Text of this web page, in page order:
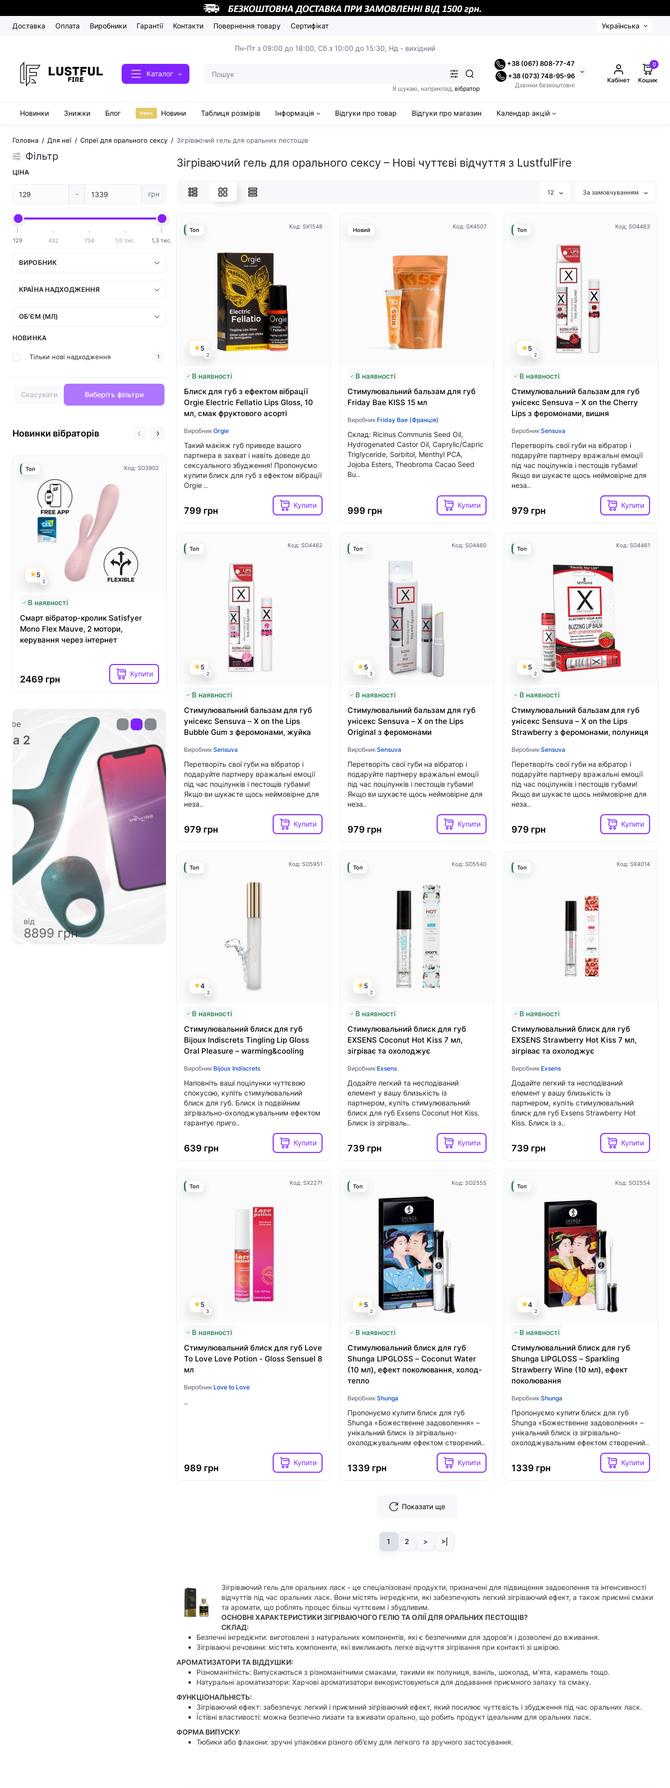
Доставка Оплата Виробники Гарантії Контакти Повернення товару Сертифікат Українська
Каталог
Пн-Пт з 09:00 до 18:00, Сб з 10:00 до 15:30, Нд - вихідний
+38 (067) 808-77-47
+38 (073) 748-95-96
Дзвінки безкоштовні
Я шукаю, наприклад, вібратор
Кабінет
0
Кошик
Новинки Знижки Блог News Новини Таблиця розмірів Інформація Відгуки про товар Відгуки про магазин Календар акцій
Головна Для неї Спреї для орального сексу Зігріваючий гель для оральних пестощів
Фільтр
ЦІНА
- грн
129 432 734 1,0 тис. 1,3 тис.
ВИРОБНИК
КРАЇНА НАДХОДЖЕННЯ
ОБ'ЄМ (МЛ)
НОВИНКА
Тільки нові надходження 1
Скасувати Виберіть фільтри
Новинки вібраторів
Premium 2
6999 грн
PS5 DualSense
Sony gamepads
4999 грн
Код: SO3902
5
2
Топ
В наявності
Смарт вібратор-кролик Satisfyer
Mono Flex Mauve, 2 мотори,
керування через інтернет
2469 грн
Купити
Код: SO1829
Топ
Немає в наявності
Вакуумний вібратор-кролик
Satisfyer Pro Plus G-Spot Rabbit,
перший кролик із вакуумом та
2599 грн
Код: SX0931
Топ
В наявності
Вібратор-кролик Fun Factory MISS BI
black, 2 незалежні мотори, діаметр
3599 грн
Код: SX1218
Топ
Вібратор для клітора з перлинною
стимуляцією Satisfyer Exciterrr
Berry, 2 незалежні мотори
2039 грн
Зігріваючий гель для орального сексу – Нові чуттєві відчуття з LustfulFire
12 За замовчуванням
Код: SX1548
5
2
Топ
В наявності
Блиск для губ з ефектом вібрації
Orgie Electric Fellatio Lips Gloss, 10
мл, смак фруктового асорті
Виробник Orgie
Такий макіяж губ приведе вашого
партнера в захват і навіть доведе до
сексуального збудження! Пропонуємо
купити блиск для губ з ефектом вібрації
Orgie ..
799 грн
Купити
Код: SX4507
Новий
В наявності
Стимулювальний бальзам для губ
Friday Bae KISS 15 мл
Виробник Friday Bae (Франція)
Склад: Ricinus Communis Seed Oil,
Hydrogenated Castor Oil, Caprylic/Capric
Triglyceride, Sorbitol, Menthyl PCA,
Jojoba Esters, Theobroma Cacao Seed
Bu..
999 грн
Купити
Код: SO4463
5
2
Топ
В наявності
Стимулювальний бальзам для губ
унісекс Sensuva – X on the Cherry
Lips з феромонами, вишня
Виробник Sensuva
Перетворіть свої губи на вібратор і
подаруйте партнеру вражальні емоції
під час поцілунків і пестощів губами!
Якщо ви шукаєте щось неймовірне для
неза..
979 грн
Купити
Код: SO4462
5
2
Топ
В наявності
Стимулювальний бальзам для губ
унісекс Sensuva – X on the Lips
Bubble Gum з феромонами, жуйка
Виробник Sensuva
Перетворіть свої губи на вібратор і
подаруйте партнеру вражальні емоції
під час поцілунків і пестощів губами!
Якщо ви шукаєте щось неймовірне для
неза..
979 грн
Купити
Код: SO4460
5
3
Топ
В наявності
Стимулювальний бальзам для губ
унісекс Sensuva – X on the Lips
Original з феромонами
Виробник Sensuva
Перетворіть свої губи на вібратор і
подаруйте партнеру вражальні емоції
під час поцілунків і пестощів губами!
Якщо ви шукаєте щось неймовірне для
неза..
979 грн
Купити
Код: SO4461
5
2
Топ
В наявності
Стимулювальний бальзам для губ
унісекс Sensuva – X on the Lips
Strawberry з феромонами, полуниця
Виробник Sensuva
Перетворіть свої губи на вібратор і
подаруйте партнеру вражальні емоції
під час поцілунків і пестощів губами!
Якщо ви шукаєте щось неймовірне для
неза..
979 грн
Купити
Код: SO5951
4
2
Топ
В наявності
Стимулювальний блиск для губ
Bijoux Indiscrets Tingling Lip Gloss
Oral Pleasure – warming&cooling
Виробник Bijoux Indiscrets
Наповніть ваші поцілунки чуттєвою
спокусою, купіть стимулювальний
блиск для губ. Блиск із подвійним
зігрівально-охолоджувальним ефектом
гарантує приго..
639 грн
Купити
Код: SO5540
5
2
Топ
В наявності
Стимулювальний блиск для губ
EXSENS Coconut Hot Kiss 7 мл,
зігріває та охолоджує
Виробник Exsens
Додайте легкий та несподіваний
елемент у вашу близькість із
партнером, купіть стимулювальний
блиск для губ Exsens Coconut Hot Kiss.
Блиск із зігріваль..
739 грн
Купити
Код: SX4014
Топ
В наявності
Стимулювальний блиск для губ
EXSENS Strawberry Hot Kiss 7 мл,
зігріває та охолоджує
Виробник Exsens
Додайте легкий та несподіваний
елемент у вашу близькість із
партнером, купіть стимулювальний
блиск для губ Exsens Strawberry Hot
Kiss. Блиск із з..
739 грн
Купити
Код: SX2271
5
3
Топ
В наявності
Стимулювальний блиск для губ Love
To Love Love Potion - Gloss Sensuel 8
мл
Виробник Love to Love
..
989 грн
Купити
Код: SO2555
5
2
Топ
В наявності
Стимулювальний блиск для губ
Shunga LIPGLOSS – Coconut Water
(10 мл), ефект поколювання, холод-
тепло
Виробник Shunga
Пропонуємо купити блиск для губ
Shunga «Божественне задоволення» –
унікальний блиск із зігрівально-
охолоджувальним ефектом створений..
1339 грн
Купити
Код: SO2554
4
2
Топ
В наявності
Стимулювальний блиск для губ
Shunga LIPGLOSS – Sparkling
Strawberry Wine (10 мл), ефект
поколювання
Виробник Shunga
Пропонуємо купити блиск для губ
Shunga «Божественне задоволення» –
унікальний блиск із зігрівально-
охолоджувальним ефектом створений..
1339 грн
Купити
Показати ще
1 2 > >|
Зігріваючий гель для оральних ласк - це спеціалізовані продукти, призначені для підвищення задоволення та інтенсивності
відчуттів під час оральних ласк. Вони містять інгредієнти, які забезпечують легкий зігріваючий ефект, а також приємні смаки
та аромати, що роблять процес більш чуттєвим і збудливим.
ОСНОВНІ ХАРАКТЕРИСТИКИ ЗІГРІВАЮЧОГО ГЕЛЮ ТА ОЛІЇ ДЛЯ ОРАЛЬНИХ ПЕСТОЩІВ?
СКЛАД:
Безпечні інгредієнти: виготовлені з натуральних компонентів, які є безпечними для здоров'я і дозволені до вживання.
Зігріваючі речовини: містять компоненти, які викликають легке відчуття зігрівання при контакті зі шкірою.
АРОМАТИЗАТОРИ ТА ВІДДУШКИ:
Різноманітність: Випускаються з різноманітними смаками, такими як полуниця, ваніль, шоколад, м'ята, карамель тощо.
Натуральні ароматизатори: Харчові ароматизатори використовуються для додавання приємного запаху та смаку.
ФУНКЦІОНАЛЬНІСТЬ:
Зігріваючий ефект: забезпечує легкий і приємний зігріваючий ефект, який посилює чуттєвість і збудження під час оральних ласк.
Їстівні властивості: можна безпечно лизати та вживати орально, що робить продукт ідеальним для оральних ласк.
ФОРМА ВИПУСКУ:
Тюбики або флакони: зручні упаковки різного об'єму для легкого та зручного застосування.